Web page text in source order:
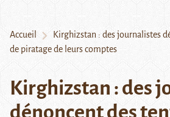
Accueil
Kirghizstan : des journalistes
de piratage de leurs comptes
Kirghizstan : des
dénoncent des